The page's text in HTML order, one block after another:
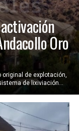
Oro
de explotación,
de lixiviación...